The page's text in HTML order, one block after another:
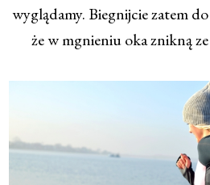
wyglądamy. Biegnijcie zatem
że w mgnieniu oka znikną